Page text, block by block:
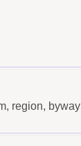
region, byway